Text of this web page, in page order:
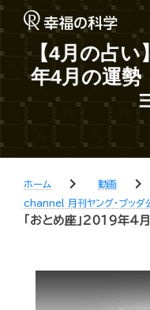
【4月の占い
年4月の運勢
ホーム chevron_right 動画 chevron_right
channel 月刊ヤング・ブッダ
「おとめ座」2019年4月